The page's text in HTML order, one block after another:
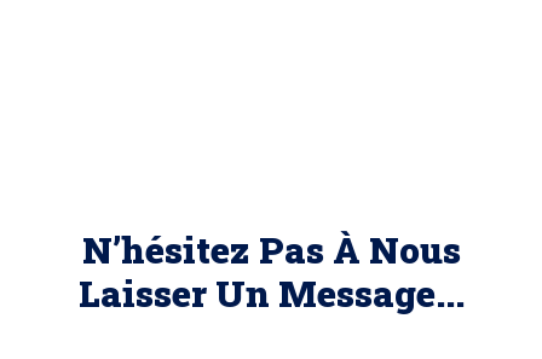
N’hésitez Pas À Nous
Laisser Un Message...